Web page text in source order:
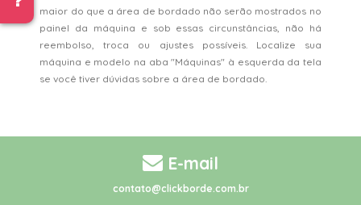
maior do que a área de bordado não serão mostrados no
painel da máquina e sob essas circunstâncias, não há
reembolso, troca ou ajustes possíveis. Localize sua
máquina e modelo na aba "Máquinas" à esquerda da tela
se você tiver dúvidas sobre a área de bordado.
E-mail
contato@clickborde.com.br